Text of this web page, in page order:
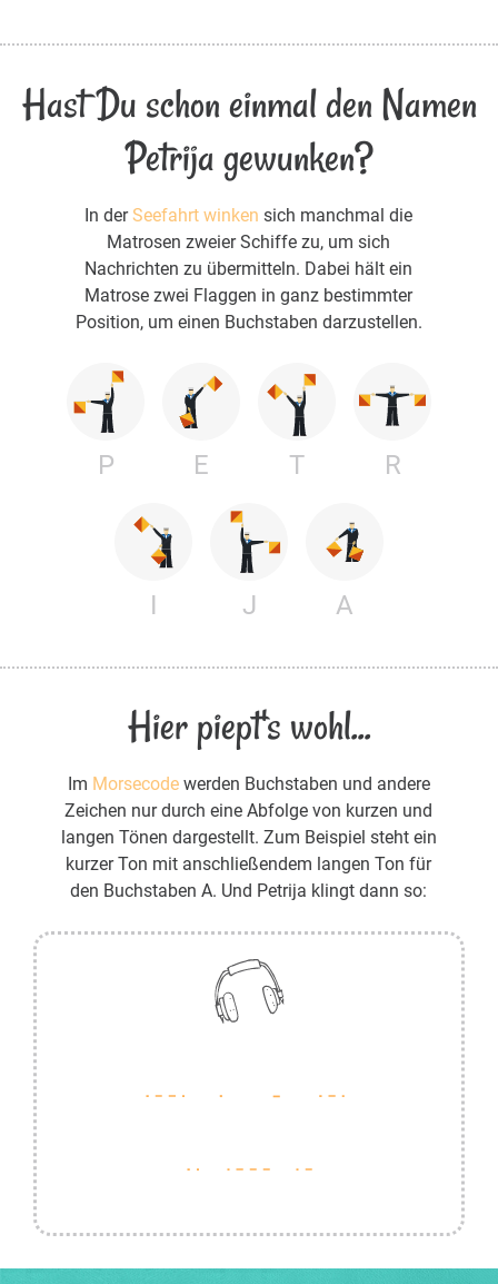
Hast Du schon einmal den Namen
Petrija gewunken?
In derSeefahrt winken sich manchmal die
Matrosen zweier Schiffe zu, um sich
Nachrichten zu übermitteln. Dabei hält ein
Matrose zwei Flaggen in ganz bestimmter
Position, um einen Buchstaben darzustellen.
P E T R
I J A
Hier piept's wohl...
Im Morsecodewerden Buchstaben und andere
Zeichen nur durch eine Abfolge von kurzen und
langen Tönen dargestellt. Zum Beispiel steht ein
kurzer Ton mit anschließendem langen Ton für
den Buchstaben A. Und Petrija klingt dann so: